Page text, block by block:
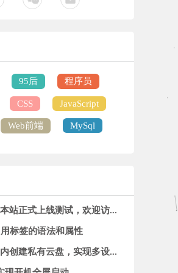
95后 程序员
CSS JavaScript
Web前端 MySql
本站正式上线测试，欢迎访...
标签的语法和属性
创建私有云盘，实现多设...